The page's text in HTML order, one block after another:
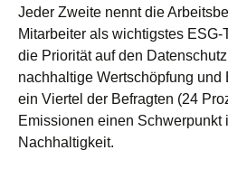
Jeder Zweite nennt die
Mitarbeiter als wichtigstes
die Priorität auf den
nachhaltige Wertschöpfung und
ein Viertel der Befragten (24
Emissionen einen Schwerpunkt
Nachhaltigkeit.